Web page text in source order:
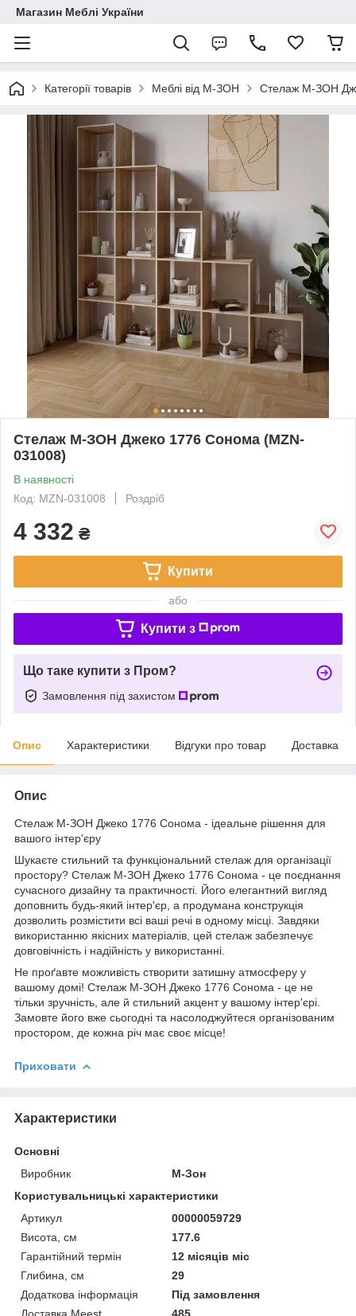
Магазин Меблі України
Категорії товарів Меблі від М-ЗОН Стелаж М-ЗОН
Стелаж М-ЗОН Джеко 1776 Сонома (MZN-
031008)
В наявності
Код: MZN-031008
Роздріб
4 332 ₴
Купити
або
Купити з
Що таке купити з Пром?
Замовлення під захистом
Опис Характеристики Відгуки про товар Доставка
Опис
Стелаж М-ЗОН Джеко 1776 Сонома - ідеальне рішення для
вашого інтер'єру
Шукаєте стильний та функціональний стелаж для організації
простору? Стелаж М-ЗОН Джеко 1776 Сонома - це поєднання
сучасного дизайну та практичності. Його елегантний вигляд
доповнить будь-який інтер'єр, а продумана конструкція
дозволить розмістити всі ваші речі в одному місці. Завдяки
використанню якісних матеріалів, цей стелаж забезпечує
довговічність і надійність у використанні.
Не проґавте можливість створити затишну атмосферу у
вашому домі! Стелаж М-ЗОН Джеко 1776 Сонома - це не
тільки зручність, але й стильний акцент у вашому інтер'єрі.
Замовте його вже сьогодні та насолоджуйтеся організованим
простором, де кожна річ має своє місце!
Приховати
Характеристики
Основні
Виробник
М-Зон
Користувальницькі характеристики
Артикул
00000059729
Висота, см
177.6
Гарантійний термін
12 місяців міс
Глибина, см
29
Додаткова інформація
Під замовлення
Доставка Meest
485